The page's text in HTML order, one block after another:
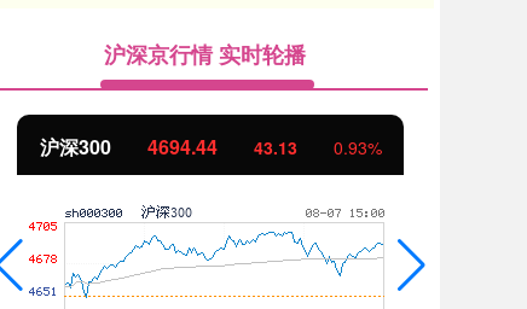
沪深京行情 实时轮播
0.93% 北证50 1134.24